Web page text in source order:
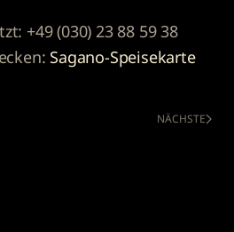
+49 (030) 23 88 59 38
Sagano-Speisekarte
NÄCHSTE